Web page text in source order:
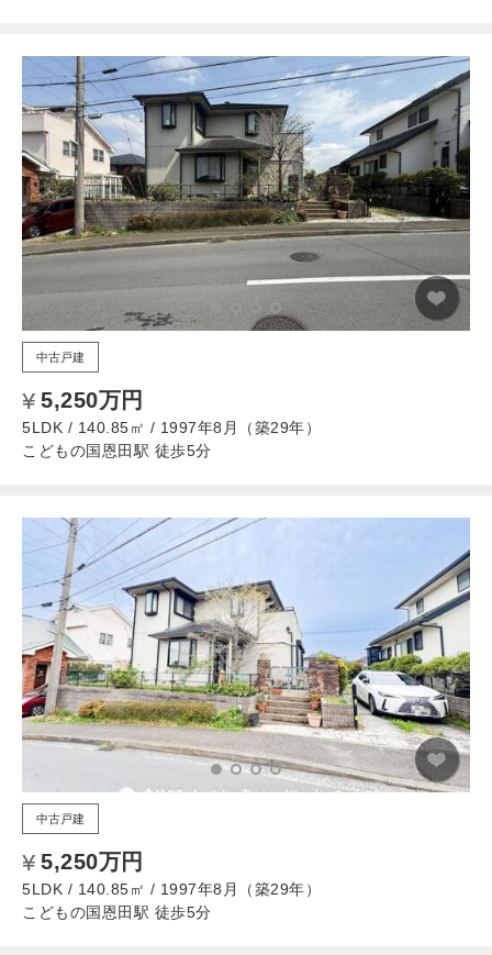
中古戸建
5,250万円
5LDK / 140.85㎡ / 1997年8月（築29年）
こどもの国恩田駅 徒歩5分
中古戸建
5,250万円
5LDK / 140.85㎡ / 1997年8月（築29年）
こどもの国恩田駅 徒歩5分